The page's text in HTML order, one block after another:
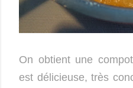
On obtient une
est délicieuse, très